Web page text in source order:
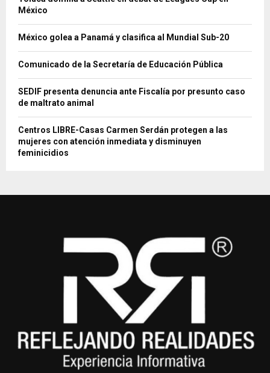
México
México golea a Panamá y clasifica al Mundial Sub-20
Comunicado de la Secretaría de Educación Pública
SEDIF presenta denuncia ante Fiscalía por presunto caso
de maltrato animal
Centros LIBRE-Casas Carmen Serdán protegen a las
mujeres con atención inmediata y disminuyen
feminicidios